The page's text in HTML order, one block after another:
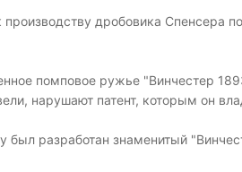
дробовика
помповое ружье "Винчестер
нарушают патент, которым он
разработан знаменитый